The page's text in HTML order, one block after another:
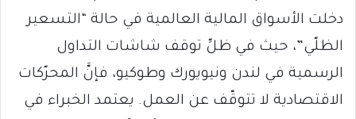
دخلت الأسواق المالية العالمية في حالة “التسعير
الظلّي”، حيث في ظلِّ توقف شاشات التداول
الرسمية في لندن ونيويورك وطوكيو، فإنَّ المحرّكات
الاقتصادية لا تتوقّف عن العمل. يعتمد الخبراء في